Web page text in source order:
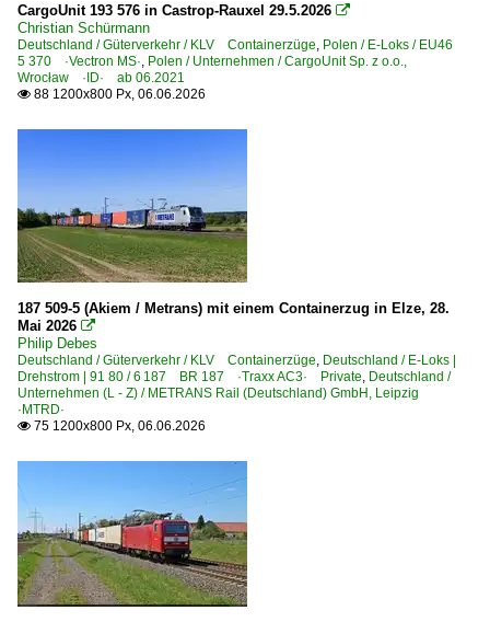
CargoUnit 193 576 in Castrop-Rauxel 29.5.2026 
Christian Schürmann
Deutschland / Güterverkehr / KLV Containerzüge, Polen / E-Loks / EU46
5 370 ·Vectron MS·, Polen / Unternehmen / CargoUnit Sp. z o.o.,
Wrocław ·ID· ab 06.2021
 88 1200x800 Px, 06.06.2026
187 509-5 (Akiem / Metrans) mit einem Containerzug in Elze, 28.
Mai 2026 
Philip Debes
Deutschland / Güterverkehr / KLV Containerzüge, Deutschland / E-Loks |
Drehstrom | 91 80 / 6 187 BR 187 ·Traxx AC3· Private, Deutschland /
Unternehmen (L - Z) / METRANS Rail (Deutschland) GmbH, Leipzig
·MTRD·
 75 1200x800 Px, 06.06.2026